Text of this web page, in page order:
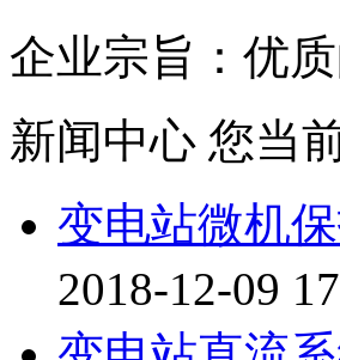
企业宗旨：优
新闻中心 您当
变电站微机
2018-12-09